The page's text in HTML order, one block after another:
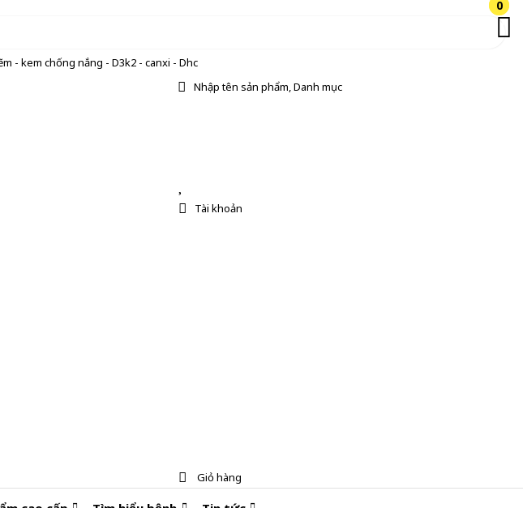
- kem chống nắng - D3k2 - canxi - Dhc
Nhập tên sản phẩm, Danh mục
0
Tài khoản
0
Giỏ hàng